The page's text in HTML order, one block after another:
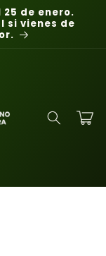
25 de enero.
si vienes de
Carrito